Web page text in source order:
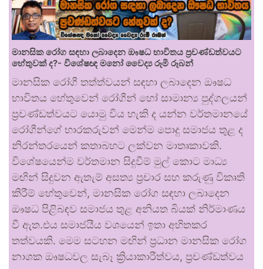
මානසික රෝග සඳහා ලබාදෙන ඖෂධ භාවිතය ප්‍රචණ්ඩත්වයට
හේතුවක් ද?- විශේෂඥ මනෝ වෛද්‍ය රූමි රූබන්
මානසික රෝගී තත්ත්වයන් සඳහා ලබාදෙන ඖෂධ
භාවිතය හේතුවෙන් රෝගීන් හෝ සාමාන්‍ය පුද්ගලයන්
ප්‍රචණ්ඩත්වයට යොමු විය හැකි ද යන්න වර්තමානයේ
රෝගීන්ගේ භාරකරුවන් මෙන්ම පොදු සමාජය තුළ ද
නිරන්තරයෙන් කතාබහට ලක්වන මාතෘකාවකි.
විශේෂයෙන්ම වර්තමාන සිදුවීම් මුල් කොට මාධ්‍ය
මඟින් සිදුවන ඇතැම් අසත්‍ය ප්‍රචාර සහ කරුණු විකෘති
කිරීම් හේතුවෙන්, මානසික රෝග සඳහා ලබාදෙන
ඖෂධ පිළිබඳව සමාජය තුළ අනියත බියක් නිර්මාණය
වී ඇත.එය සමාජයීය වශයෙන් ඉතා අහිතකර
තත්වයකි. මෙම සටහන මඟින් ප්‍රධාන මානසික රෝග
නාශක ඖෂධවල සැබෑ ක්‍රියාකාරීත්වය, ප්‍රචණ්ඩත්වය